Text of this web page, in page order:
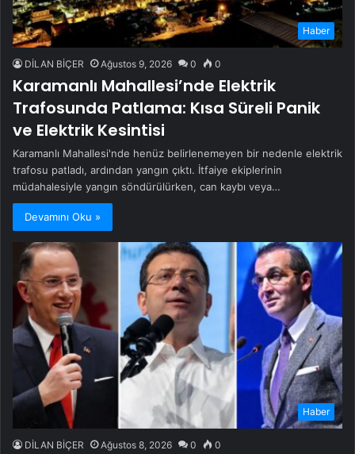
Haber
DİLAN BİÇER Ağustos 9, 2026 0 0
Karamanlı Mahallesi’nde Elektrik
Trafosunda Patlama: Kısa Süreli Panik
ve Elektrik Kesintisi
Karamanlı Mahallesi'nde henüz belirlenemeyen bir nedenle elektrik
trafosu patladı, ardından yangın çıktı. İtfaiye ekiplerinin
müdahalesiyle yangın söndürülürken, can kaybı veya…
Devamını Oku »
Haber
DİLAN BİÇER Ağustos 8, 2026 0 0